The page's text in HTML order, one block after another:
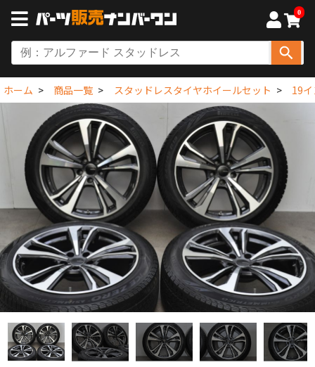
0
ホーム 商品一覧 スタッドレスタイヤホイールセット 19